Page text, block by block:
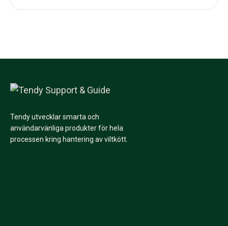
Tendy utvecklar smarta och
användarvänliga produkter för hela
processen kring hantering av viltkött.